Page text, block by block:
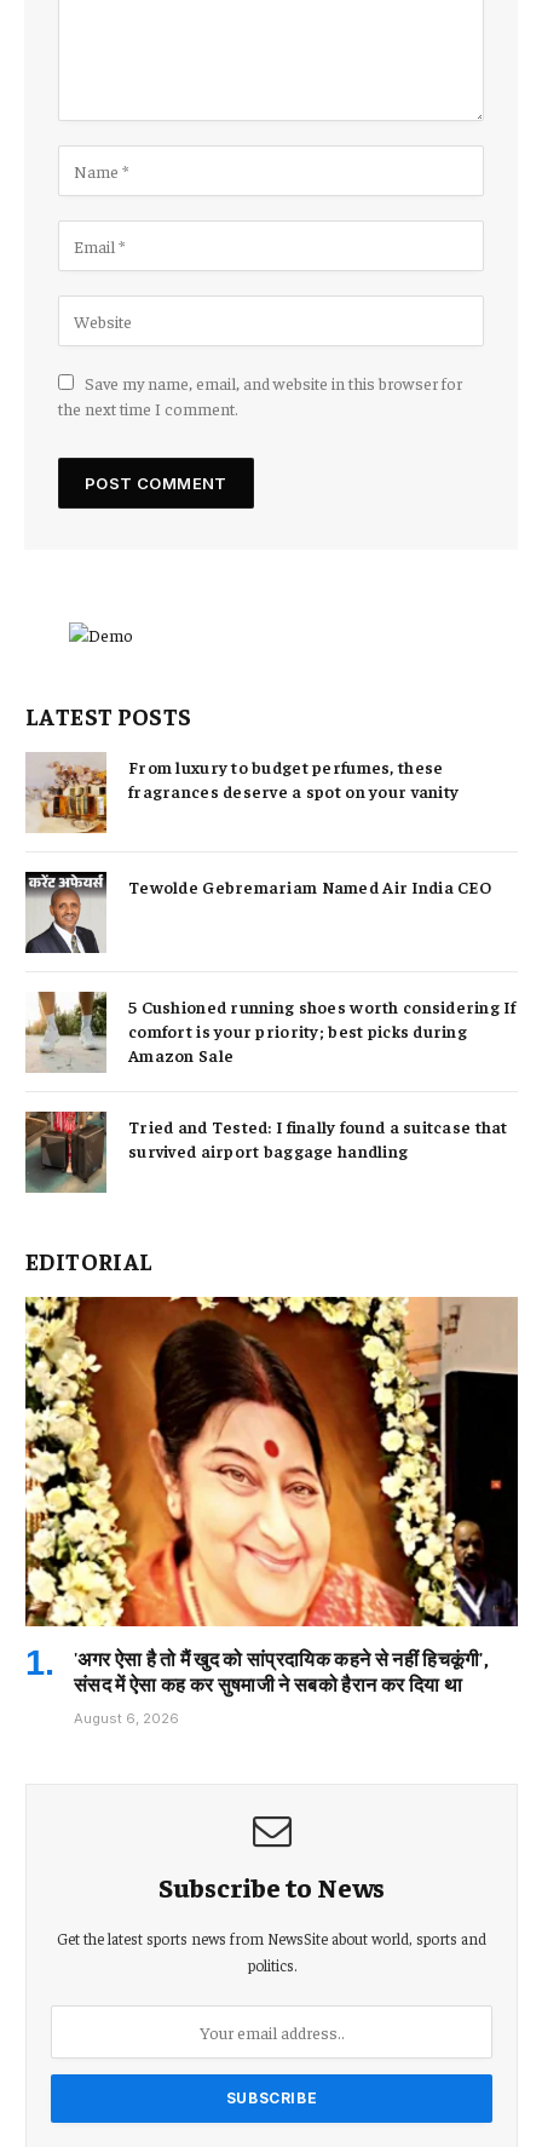
Save my name, email, and website in this browser for
the next time I comment.
LATEST POSTS
From luxury to budget perfumes, these
fragrances deserve a spot on your vanity
Tewolde Gebremariam Named Air India CEO
5 Cushioned running shoes worth considering If
comfort is your priority; best picks during
Amazon Sale
Tried and Tested: I finally found a suitcase that
survived airport baggage handling
EDITORIAL
'अगर ऐसा है तो मैं खुद को सांप्रदायिक कहने से नहीं हिचकूंगी',
संसद में ऐसा कह कर सुषमाजी ने सबको हैरान कर दिया था
August 6, 2026
Subscribe to News
Get the latest sports news from NewsSite about world, sports and
politics.